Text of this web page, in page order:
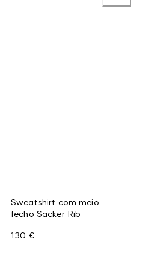
Sweatshirt com meio
fecho Sacker Rib
130 €